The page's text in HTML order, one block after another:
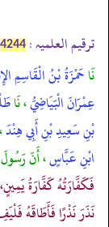
ترقیم العلمیہ : 4244
نَاحَمْزَةُ بْنُ الْقَاسِمِ
عِمْرَانَ الْبَيَاضِيُّ، نَا
بْنِ سَعِيدِ بْنِ أَبِي هِنْدَ
ابْنِ عَبَّاسٍ، أَنّ
فَكَفَّارَتُهُ كَفَّارَةُ
نَذَرَ نَذْرًا فَأَطَاقَهُ